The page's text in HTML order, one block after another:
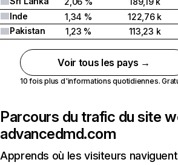
Inde
1,34 %
122,76 k
Pakistan
1,23 % 113,23 k
Voir tous les pays →
10 fois plus d'informations quotidiennes.
Parcours du trafic du site
advancedmd.com
Apprends où les visiteurs naviguent